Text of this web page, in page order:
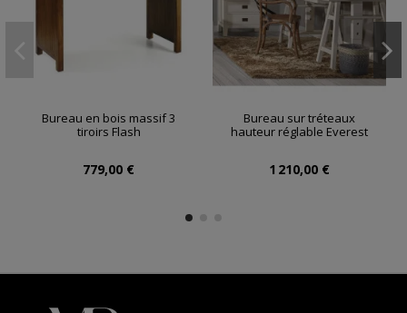
Bureau en bois massif 3
tiroirs Flash
779,00 €
Bureau sur tréteaux
hauteur réglable Everest
1 210,00 €